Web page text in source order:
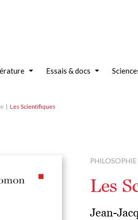
Essais & docs
Les Scientifiques
PHILOSOPHIE
Les
Jean-